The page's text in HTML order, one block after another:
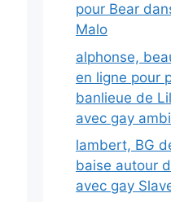
pour Bear
Malo
alphonse,
en ligne pour
banlieue de
avec gay
lambert, BG
baise autour
avec gay